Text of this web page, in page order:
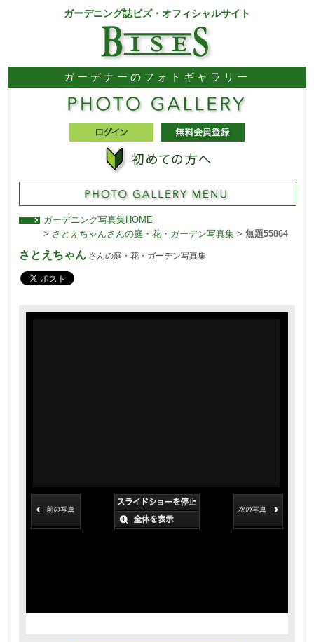
ガーデニング誌ビズ・オフィシャルサイト
ガーデナーのフォトギャラリー
ガーデニング写真集HOME
> さとえちゃんさんの庭・花・ガーデン写真集> 無題55864
さとえちゃんさんの庭・花・ガーデン写真集